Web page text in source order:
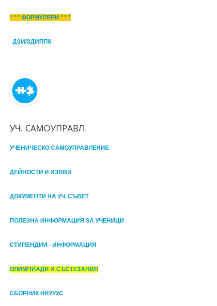
* * * ФОРМУЛЯРИ * * *
ДЗИ/ЗДИППК
УЧ. САМОУПРАВЛ.
УЧЕНИЧЕСКО САМОУПРАВЛЕНИЕ
ДЕЙНОСТИ И ИЗЯВИ
ДОКУМЕНТИ НА УЧ. СЪВЕТ
ПОЛЕЗНА ИНФОРМАЦИЯ ЗА УЧЕНИЦИ
СТИПЕНДИИ - ИНФОРМАЦИЯ
ОЛИМПИАДИ И СЪСТЕЗАНИЯ
СБОРНИК НИУУУС